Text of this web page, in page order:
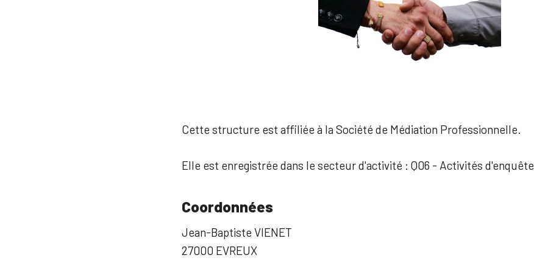
Cette structure est affiliée à la Société de Médiation Professionnelle.
Elle est enregistrée dans le secteur d'activité : Q06 - Activités d'enquête
Coordonnées
Jean-Baptiste VIENET
27000 EVREUX